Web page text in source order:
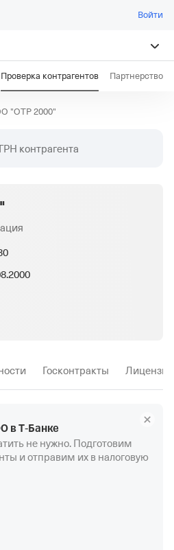
Войти
Проверка контрагентов Партнерство
"ОТР 2000"
контрагента
Госконтракты Лицензии
в Т‑Банке
не нужно. Подготовим
и отправим их в налоговую